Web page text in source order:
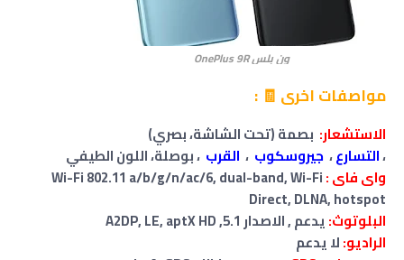
ون بلس OnePlus 9R
مواصفات اخرى 🧾 :
الاستشعار: بصمة (تحت الشاشة، بصري)
،التسارع، جيروسكوب ، القرب ، بوصلة،اللون الطيفي
واى فاى :Wi-Fi 802.11 a/b/g/n/ac/6, dual-band, Wi-Fi
Direct, DLNA, hotspot
البلوتوث:يدعم , الاصدار 5.1, A2DP, LE, aptX HD
الراديو:لايدعم